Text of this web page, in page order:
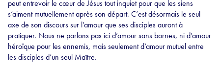
peut entrevoir le cœur de Jésus tout inquiet pour que les siens
s’aiment mutuellement après son départ. C’est désormais le seul
axe de son discours sur l’amour que ses disciples auront à
pratiquer. Nous ne parlons pas ici d’amour sans bornes, ni d’amour
héroïque pour les ennemis, mais seulement d’amour mutuel entre
les disciples d’un seul Maître.